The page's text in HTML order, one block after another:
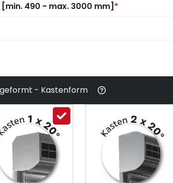
490 - max. 3000 mm] *
- Kastenform